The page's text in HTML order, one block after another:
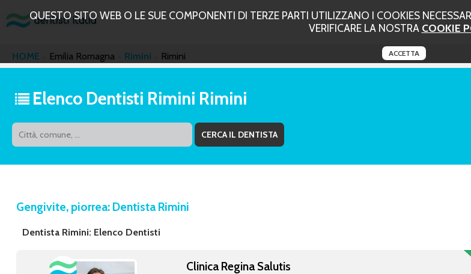
QUESTO SITO WEB O LE SUE COMPONENTI DI TERZE PARTI UTILIZZANO I COOKIES
VERIFICARE LA NOSTRA COOKIE
ACCETTA
HOME Emilia Romagna Rimini Rimini
Elenco Dentisti Rimini Rimini
Gengivite, piorrea: Dentista Rimini
Dentista Rimini: Elenco Dentisti
Clinica Regina Salutis